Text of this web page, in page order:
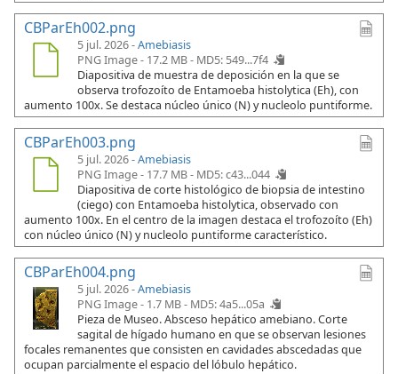
CBParEh002.png
5 jul. 2026 -Amebiasis
PNG Image - 17.2 MB - MD5: 549...7f4
Diapositiva de muestra de deposición en la que se
observa trofozoíto de Entamoeba histolytica (Eh), con
aumento 100x. Se destaca núcleo único (N) y nucleolo puntiforme.
CBParEh003.png
5 jul. 2026 -Amebiasis
PNG Image - 17.7 MB - MD5: c43...044
Diapositiva de corte histológico de biopsia de intestino
(ciego) con Entamoeba histolytica, observado con
aumento 100x. En el centro de la imagen destaca el trofozoíto (Eh)
con núcleo único (N) y nucleolo puntiforme característico.
CBParEh004.png
5 jul. 2026 -Amebiasis
PNG Image - 1.7 MB - MD5: 4a5...05a
Pieza de Museo. Absceso hepático amebiano. Corte
sagital de hígado humano en que se observan lesiones
focales remanentes que consisten en cavidades abscedadas que
ocupan parcialmente el espacio del lóbulo hepático.